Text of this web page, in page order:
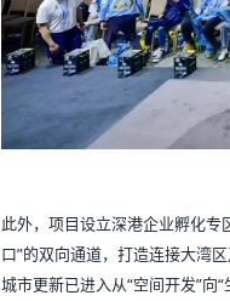
此外，项目设立深港企业孵化专
口”的双向通道，打造连接大湾
城市更新已进入从“空间开发”向